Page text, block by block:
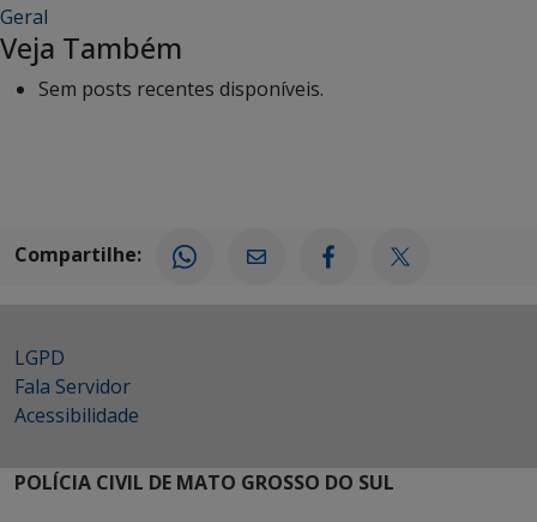
Geral
Veja Também
Sem posts recentes disponíveis.
Compartilhe:
LGPD
Fala Servidor
Acessibilidade
POLÍCIA CIVIL DE MATO GROSSO DO SUL